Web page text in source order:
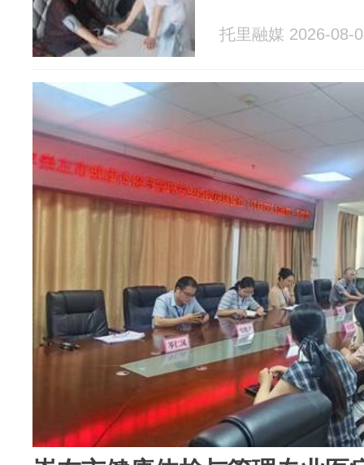
托里融媒 2026-08-